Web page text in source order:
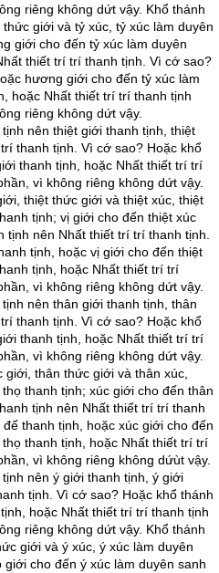
riêng không dứt vậy. Khổ thánh
giới và tỷ xúc, tỷ xúc làm duyên
giới cho đến tỷ xúc làm duyên
thiết trí trí thanh tịnh. Vì cớ sao?
hương giới cho đến tỷ xúc làm
hoặc Nhất thiết trí trí thanh tịnh
riêng không dứt vậy.
nên thiệt giới thanh tịnh, thiệt
thanh tịnh. Vì cớ sao? Hoặc khổ
thanh tịnh, hoặc Nhất thiết trí trí
vì không riêng không dứt vậy.
thiệt thức giới và thiệt xúc, thiệt
tịnh; vị giới cho đến thiệt xúc
tịnh nên Nhất thiết trí trí thanh tịnh.
tịnh, hoặc vị giới cho đến thiệt
tịnh, hoặc Nhất thiết trí trí
vì không riêng không dứt vậy.
nên thân giới thanh tịnh, thân
thanh tịnh. Vì cớ sao? Hoặc khổ
thanh tịnh, hoặc Nhất thiết trí trí
vì không riêng không dứt vậy.
thân thức giới và thân xúc,
thanh tịnh; xúc giới cho đến thân
tịnh nên Nhất thiết trí trí thanh
thanh tịnh, hoặc xúc giới cho đến
thanh tịnh, hoặc Nhất thiết trí trí
vì không riêng không dứùt vậy.
nên ý giới thanh tịnh, ý giới
tịnh. Vì cớ sao? Hoặc khổ thánh
hoặc Nhất thiết trí trí thanh tịnh
riêng không dứt vậy. Khổ thánh
giới và ý xúc, ý xúc làm duyên
cho đến ý xúc làm duyên sanh